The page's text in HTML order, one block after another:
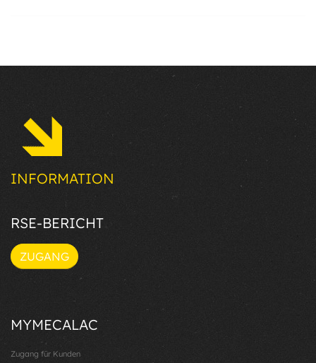
INFORMATION
RSE-BERICHT
ZUGANG
MYMECALAC
Zugang für Kunden